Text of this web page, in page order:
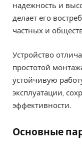
надежность и
делает его
частных и
Устройство
простотой
устойчивую
эксплуатации,
эффективности.
Основные